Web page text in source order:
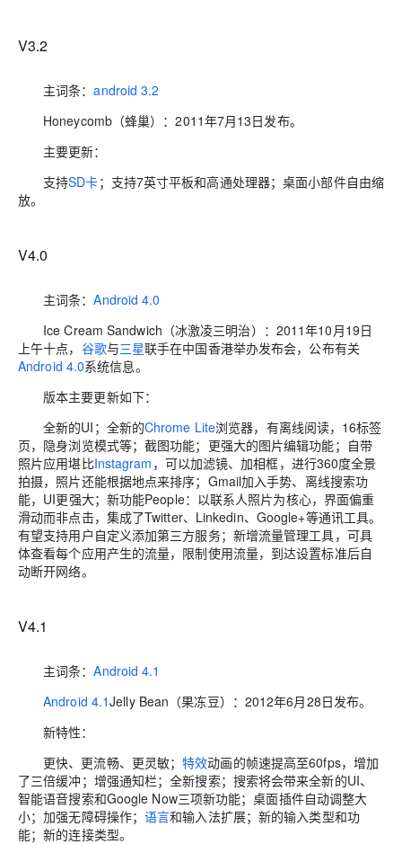
V3.2
主词条：android 3.2
Honeycomb（蜂巢）：2011年7月13日发布。
主要更新：
支持SD卡；支持7英寸平板和高通处理器；桌面小部件自由缩
放。
V4.0
主词条：Android 4.0
Ice Cream Sandwich（冰激凌三明治）：2011年10月19日
上午十点， 谷歌与三星联手在中国香港举办发布会，公布有关
Android 4.0系统信息。
版本主要更新如下：
全新的UI；全新的Chrome Lite浏览器，有离线阅读，16标签
页，隐身浏览模式等；截图功能；更强大的图片编辑功能；自带
照片应用堪比Instagram ，可以加滤镜、加相框，进行360度全景
拍摄，照片还能根据地点来排序；Gmail加入手势、离线搜索功
能，UI更强大；新功能People：以联系人照片为核心，界面偏重
滑动而非点击，集成了Twitter、Linkedin、Google+等通讯工具。
有望支持用户自定义添加第三方服务；新增流量管理工具，可具
体查看每个应用产生的流量，限制使用流量，到达设置标准后自
动断开网络。
V4.1
主词条：Android 4.1
Android 4.1Jelly Bean（果冻豆） ： 2012年6月28日发布。
新特性：
更快、更流畅、更灵敏；特效动画的帧速提高至60fps，增加
了三倍缓冲；增强通知栏；全新搜索；搜索将会带来全新的UI、
智能语音搜索和Google Now三项新功能；桌面插件自动调整大
小；加强无障碍操作；语言和输入法扩展；新的输入类型和功
能；新的连接类型。